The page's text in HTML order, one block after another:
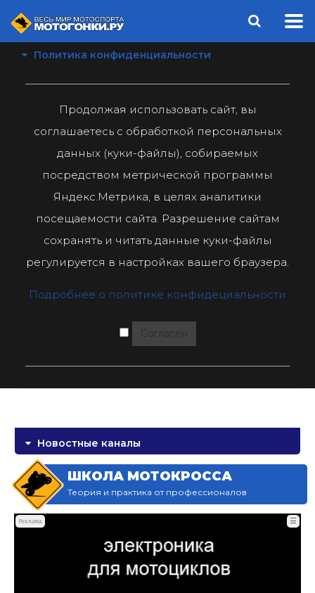
Политика конфиденциальности
Продолжая использовать сайт, вы
соглашаетесь с обработкой персональных
данных (куки-файлы), собираемых
посредством метрической программы
Яндекс.Метрика, в целях аналитики
посещаемости сайта. Разрешение сайтам
сохранять и читать данные куки-файлы
регулируется в настройках вашего браузера.
Подробнее о политике конфидециальности
Согласен
Новостные каналы
ШКОЛА МОТОКРОССА
Теория и практика от профессионалов
Реклама ☰